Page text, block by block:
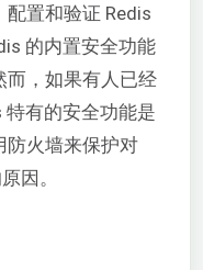
置和验证 Redis
的内置安全功能
而，如果有人已经
特有的安全功能是
防火墙来保护对
因。